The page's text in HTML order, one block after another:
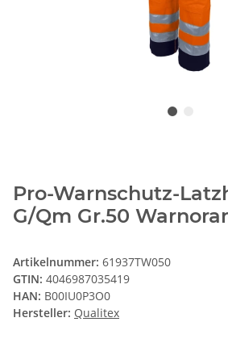
Pro-Warnschutz-
G/Qm Gr.50
Artikelnummer: 61937TW050
GTIN: 4046987035419
HAN: B00IU0P3O0
Hersteller: Qualitex